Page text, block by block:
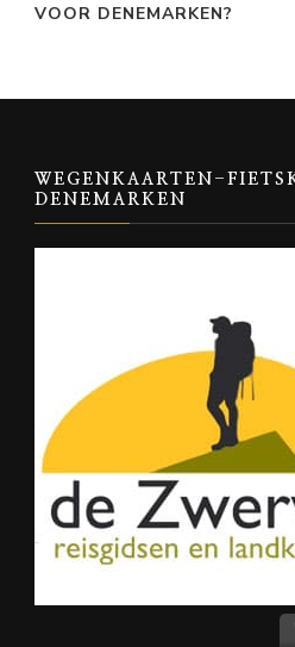
VOOR DENEMARKEN?
WEGENKAARTEN-
DENEMARKEN